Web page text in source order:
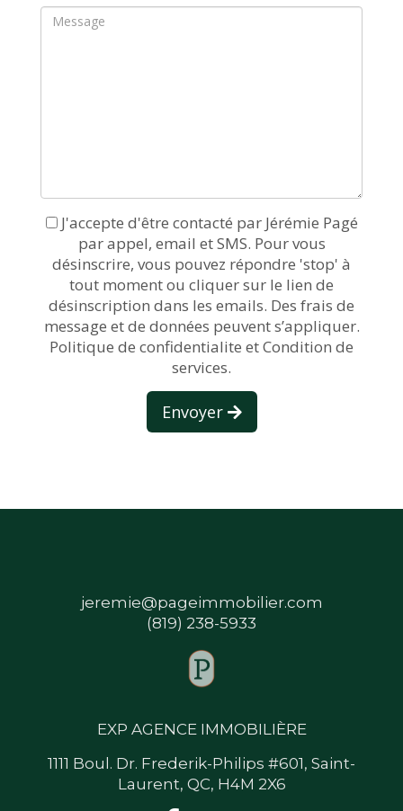
J'accepte d'être contacté par Jérémie Pagé
par appel, email et SMS. Pour vous
désinscrire, vous pouvez répondre 'stop' à
tout moment ou cliquer sur le lien de
désinscription dans les emails. Des frais de
message et de données peuvent s’appliquer.
Politique de confidentialite et Condition de
services.
Envoyer
jeremie@pageimmobilier.com
(819) 238-5933
EXP AGENCE IMMOBILIÈRE
1111 Boul. Dr. Frederik-Philips #601, Saint-
Laurent, QC, H4M 2X6